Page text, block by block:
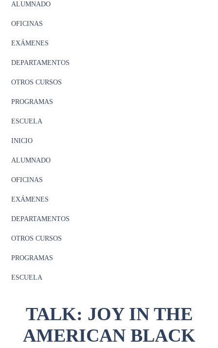
ALUMNADO
OFICINAS
EXÁMENES
DEPARTAMENTOS
OTROS CURSOS
PROGRAMAS
ESCUELA
INICIO
ALUMNADO
OFICINAS
EXÁMENES
DEPARTAMENTOS
OTROS CURSOS
PROGRAMAS
ESCUELA
TALK: JOY IN THE
AMERICAN BLACK